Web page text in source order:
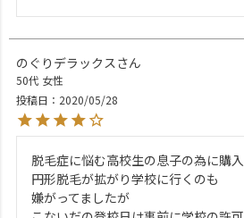
のぐりデラックス
50代 女性
投稿日
2020/05/28
脱毛症に悩む高校生の息子の為に購入
円形脱毛が拡がり学校に行くのも
嫌がってましたが